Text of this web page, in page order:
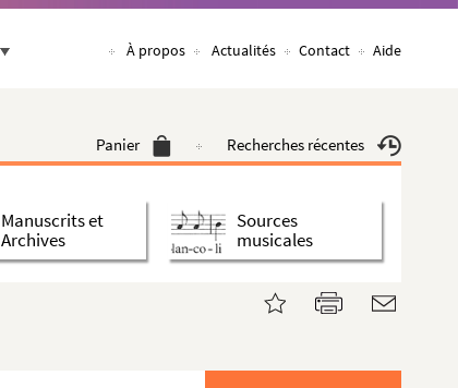
À propos Actualités Contact Aide
Panier Recherches récentes
Manuscrits et
Archives
Sources
musicales